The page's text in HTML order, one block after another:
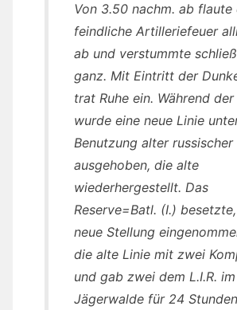
Von 3.50 nachm. ab flaute
feindliche Artilleriefeuer
ab und verstummte
ganz. Mit Eintritt der
trat Ruhe ein. Während
wurde eine neue Linie
Benutzung alter russischer
ausgehoben, die alte
wiederhergestellt. Das
Reserve=Batl. (I.)
neue Stellung
die alte Linie mit zwei
und gab zwei dem L.I.R. im
Jägerwalde für 24